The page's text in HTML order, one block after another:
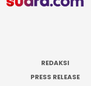
REDAKSI
PRESS RELEASE